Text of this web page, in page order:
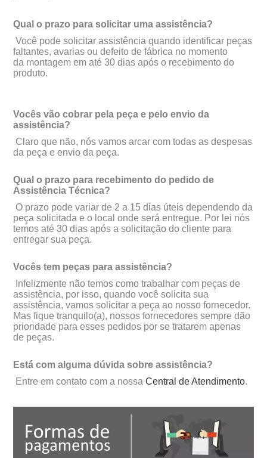
Qual o prazo para solicitar uma assistência?
Você pode solicitar assistência quando identificar peças
faltantes, avarias ou defeito de fábrica no momento
da montagem em até 30 dias após o recebimento do
produto.
Vocês vão cobrar pela peça e pelo envio da
assistência?
Claro que não, nós vamos arcar com todas as despesas
da peça e envio da peça.
Qual o prazo para recebimento do pedido de
Assistência Técnica?
O prazo pode variar de 2 a 15 dias úteis dependendo da
peça solicitada e o local onde será entregue. Por lei nós
temos até 30 dias após a solicitação do cliente para
entregar sua peça.
Vocês tem peças para assistência?
Infelizmente não temos como trabalhar com peças de
assistência, por isso, quando você solicita sua
assistência, vamos solicitar a peça ao nosso fornecedor.
Mas fique tranquilo(a), nossos fornecedores sempre dão
prioridade para esses pedidos por se tratarem apenas
de peças.
Está com alguma dúvida sobre assistência?
Entre em contato com a nossaCentral de Atendimento.